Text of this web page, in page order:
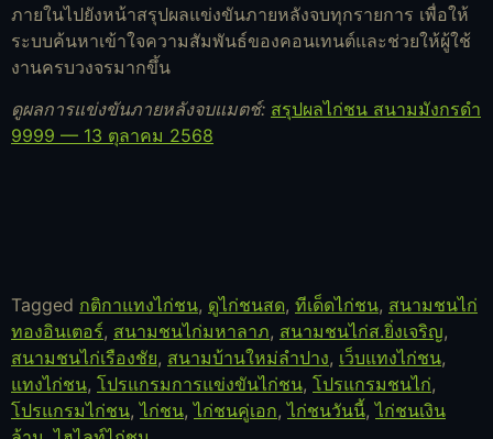
ภายในไปยังหน้าสรุปผลแข่งขันภายหลังจบทุกรายการ เพื่อให้
ระบบค้นหาเข้าใจความสัมพันธ์ของคอนเทนต์และช่วยให้ผู้ใช้
งานครบวงจรมากขึ้น
ดูผลการแข่งขันภายหลังจบแมตช์: สรุปผลไก่ชน สนามมังกรดำ
9999 — 13 ตุลาคม 2568
Tagged กติกาแทงไก่ชน, ดูไก่ชนสด, ทีเด็ดไก่ชน, สนามชนไก่
ทองอินเตอร์, สนามชนไก่มหาลาภ, สนามชนไก่ส.ยิ่งเจริญ,
สนามชนไก่เรืองชัย, สนามบ้านใหม่ลำปาง, เว็บแทงไก่ชน,
แทงไก่ชน, โปรแกรมการแข่งขันไก่ชน, โปรแกรมชนไก่,
โปรแกรมไก่ชน,ไก่ชน,ไก่ชนคู่เอก,ไก่ชนวันนี้,ไก่ชนเงิน